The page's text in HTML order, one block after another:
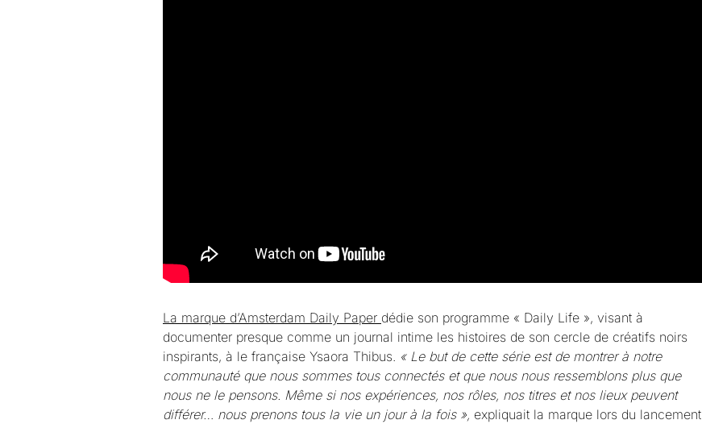
La marque d’Amsterdam Daily Paper dédie son programme « Daily Life », visant à
documenter presque comme un journal intime les histoires de son cercle de créatifs noirs
inspirants, à le française Ysaora Thibus. « Le but de cette série est de montrer à notre
communauté que nous sommes tous connectés et que nous nous ressemblons plus que
nous ne le pensons. Même si nos expériences, nos rôles, nos titres et nos lieux peuvent
différer… nous prenons tous la vie un jour à la fois », expliquait la marque lors du lancement